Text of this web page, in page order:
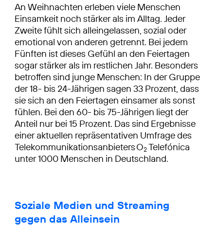
An Weihnachten erleben viele Menschen
Einsamkeit noch stärker als im Alltag. Jeder
Zweite fühlt sich alleingelassen, sozial oder
emotional von anderen getrennt. Bei jedem
Fünften ist dieses Gefühl an den Feiertagen
sogar stärker als im restlichen Jahr. Besonders
betroffen sind junge Menschen: In der Gruppe
der 18- bis 24-Jährigen sagen 33 Prozent, dass
sie sich an den Feiertagen einsamer als sonst
fühlen. Bei den 60- bis 75-Jährigen liegt der
Anteil nur bei 15 Prozent. Das sind Ergebnisse
einer aktuellen repräsentativen Umfrage des
Telekommunikationsanbieters O2Telefónica
unter 1000 Menschen in Deutschland.
Soziale Medien und Streaming
gegen das Alleinsein